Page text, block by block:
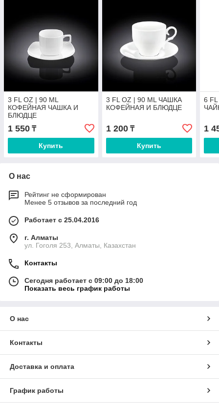
3 FL OZ | 90 ML
КОФЕЙНАЯ ЧАШКА И
БЛЮДЦЕ
1 550 ₸
Купить
3 FL OZ | 90 ML ЧАШКА
КОФЕЙНАЯ И БЛЮДЦЕ
1 200₸
Купить
6
1
О нас
Рейтинг не сформирован
Менее 5 отзывов за последний год
Работает с 25.04.2016
г. Алматы
ул. Гоголя 253, Алматы, Казахстан
Контакты
Сегодня работает с 09:00 до 18:00
Показать весь график работы
О нас
Контакты
Доставка и оплата
График работы